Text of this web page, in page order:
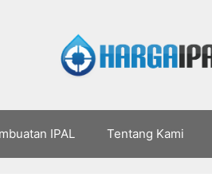
IPAL Tentang Kami